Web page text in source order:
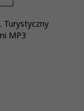
Turystyczny
MP3